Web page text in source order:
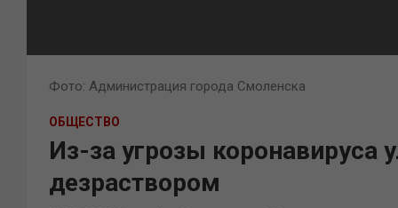
Фото: Администрация города Смоленска
ОБЩЕСТВО
Из-за угрозы
дезраствором